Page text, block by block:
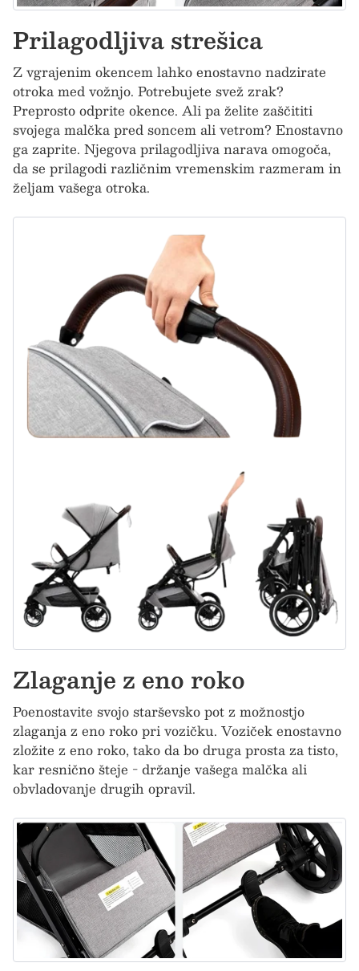
Prilagodljiva strešica
Z vgrajenim okencem lahko enostavno nadzirate
otroka med vožnjo. Potrebujete svež zrak?
Preprosto odprite okence. Ali pa želite zaščititi
svojega malčka pred soncem ali vetrom? Enostavno
ga zaprite. Njegova prilagodljiva narava omogoča,
da se prilagodi različnim vremenskim razmeram in
željam vašega otroka.
Zlaganje z eno roko
Poenostavite svojo starševsko pot z možnostjo
zlaganja z eno roko pri vozičku. Voziček enostavno
zložite z eno roko, tako da bo druga prosta za tisto,
kar resnično šteje - držanje vašega malčka ali
obvladovanje drugih opravil.